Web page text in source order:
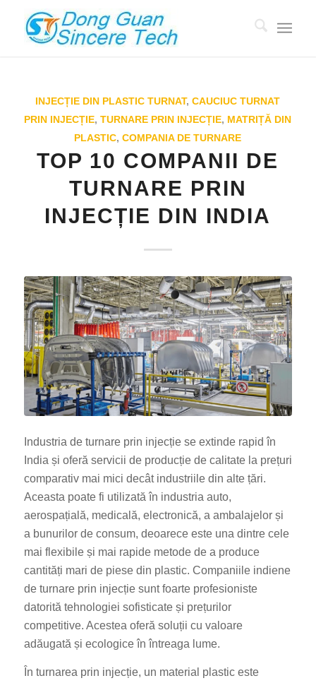
INJECȚIE DIN PLASTIC TURNAT,CAUCIUC TURNAT
PRIN INJECȚIE,TURNARE PRIN INJECȚIE, MATRIȚĂ DIN
PLASTIC,COMPANIA DE TURNARE
TOP 10 COMPANII DE
TURNARE PRIN
INJECȚIE DIN INDIA
Industria de turnare prin injecție se extinde rapid în
India și oferă servicii de producție de calitate la prețuri
comparativ mai mici decât industriile din alte țări.
Aceasta poate fi utilizată în industria auto,
aerospațială, medicală, electronică, a ambalajelor și
a bunurilor de consum, deoarece este una dintre cele
mai flexibile și mai rapide metode de a produce
cantități mari de piese din plastic. Companiile indiene
de turnare prin injecție sunt foarte profesioniste
datorită tehnologiei sofisticate și prețurilor
competitive. Acestea oferă soluții cu valoare
adăugată și ecologice în întreaga lume.
În turnarea prin injecție, un material plastic este